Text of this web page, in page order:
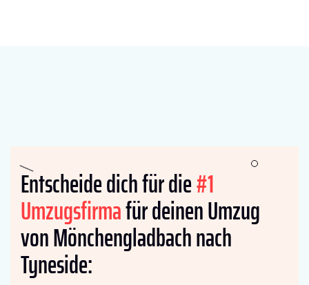
Entscheide dich für die#1
Umzugsfirmafür deinen Umzug
von Mönchengladbach nach
Tyneside: